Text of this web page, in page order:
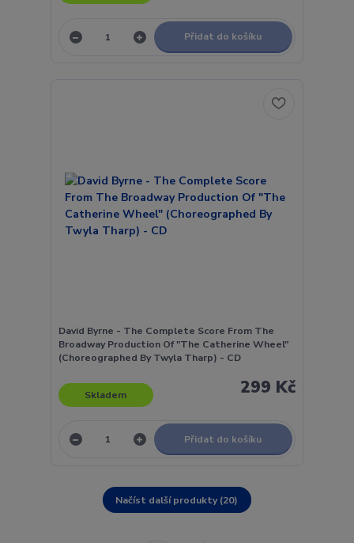
Přidat do košíku
David Byrne - The Complete Score From The
Broadway Production Of "The Catherine Wheel"
(Choreographed By Twyla Tharp) - CD
299 Kč
Skladem
Přidat do košíku
Načíst další produkty (20)